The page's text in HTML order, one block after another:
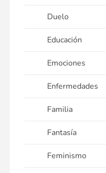
Duelo
Educación
Emociones
Enfermedades
Familia
Fantasía
Feminismo